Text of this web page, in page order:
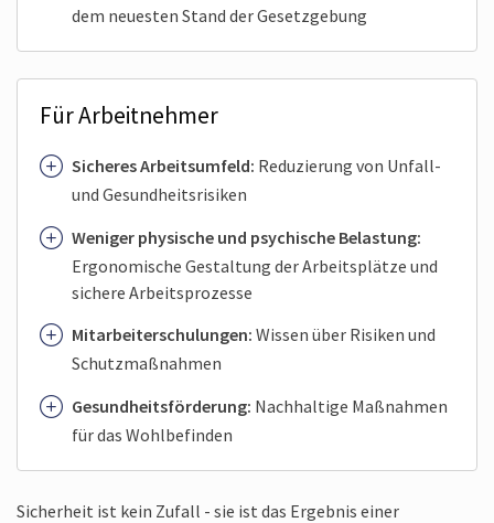
dem neuesten Stand der Gesetzgebung
Für Arbeitnehmer
Sicheres Arbeitsumfeld: Reduzierung von Unfall-
und Gesundheits­risiken
Weniger physische und psychische Belastung:
Ergonomische Gestaltung der Arbeitsplätze und
sichere Arbeitsprozesse
Mitarbeiter­schulungen: Wissen über Risiken und
Schutzmaßnahmen
Gesundheits­förderung: Nachhaltige Maßnahmen
für das Wohlbefinden
Sicherheit ist kein Zufall - sie ist das Ergebnis einer